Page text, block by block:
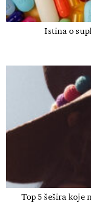
Istina o
Top 5 šešira